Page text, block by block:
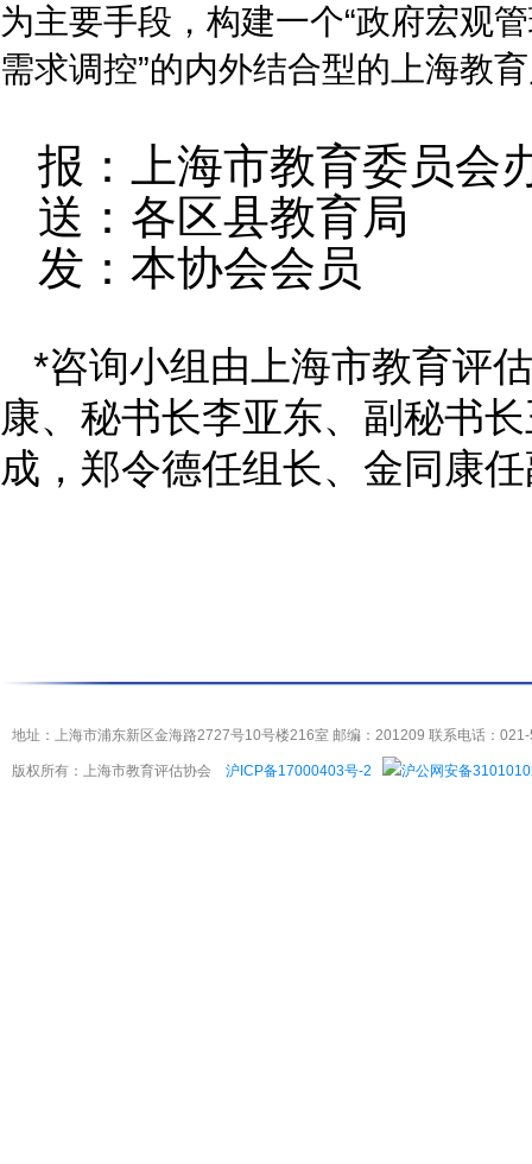
为主要手段，构建一个“政府宏观
需求调控”的内外结合型的上海教
报：上海市教育委员会
送：各区县教育局
发：本协会会
*咨询小组由上海市教育评
康、秘书长李亚东、副秘书
成，郑令德任组长、金同康
地址：上海市浦东新区金海路2727号10号楼216室 邮编：201209 联系电话：
版权所有：上海市教育评估协会 沪ICP备17000403号-2 沪公网安备